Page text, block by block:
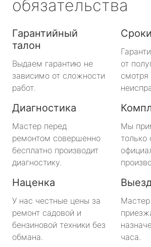
обязательства
Гарантийный
талон
Выдаем гарантию не
зависимо от сложности
работ.
Сроки
от
смотря
Диагностика
Мастер перед
ремонтом совершенно
бесплатно производит
диагностику.
Мы
только
Наценка
У нас честные цены за
ремонт садовой и
бензиновой техники без
обмана.
Мастер
часа.